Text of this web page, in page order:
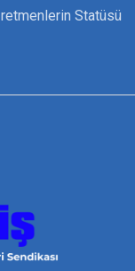
Statüsü
Formları